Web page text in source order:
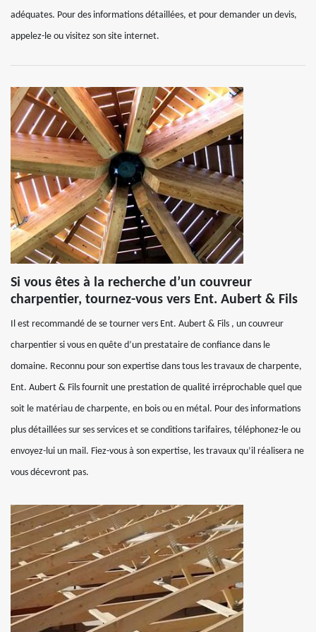
adéquates. Pour des informations détaillées, et pour demander un devis,
appelez-le ou visitez son site internet.
Si vous êtes à la recherche d’un couvreur
charpentier, tournez-vous vers Ent. Aubert & Fils
Il est recommandé de se tourner vers Ent. Aubert & Fils , un couvreur
charpentier si vous en quête d’un prestataire de confiance dans le
domaine. Reconnu pour son expertise dans tous les travaux de charpente,
Ent. Aubert & Fils fournit une prestation de qualité irréprochable quel que
soit le matériau de charpente, en bois ou en métal. Pour des informations
plus détaillées sur ses services et se conditions tarifaires, téléphonez-le ou
envoyez-lui un mail. Fiez-vous à son expertise, les travaux qu’il réalisera ne
vous décevront pas.